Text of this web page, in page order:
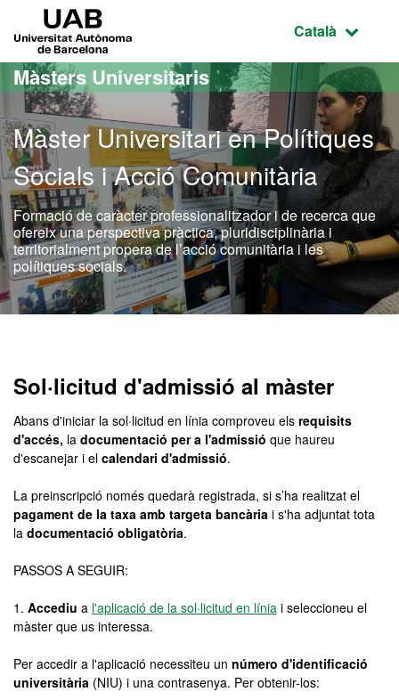
Ves al contingut principal
Ves a la navegació de la pàgina
Idioma
Català
Màsters Universitaris
Màster Universitari en Polítiques
Socials i Acció Comunitària
Formació de caràcter professionalitzador i de recerca que
ofereix una perspectiva pràctica, pluridisciplinària i
territorialment propera de l’acció comunitària i les
polítiques socials.
Sol·licitud d'admissió al màster
Abans d'iniciar la sol·licitud en línia comproveu els requisits
d'accés, la documentació per a l'admissió que haureu
d'escanejar i el calendari d'admissió.
La preinscripció només quedarà registrada, si s’ha realitzat el
pagament de la taxa amb targeta bancària i s'ha adjuntat tota
la documentació obligatòria.
PASSOS A SEGUIR:
1. Accediu a l'aplicació de la sol·licitud en línia i seleccioneu el
màster que us interessa.
Per accedir a l'aplicació necessiteu un número d'identificació
universitària (NIU) i una contrasenya. Per obtenir-los: